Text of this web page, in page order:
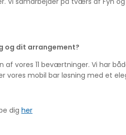
og dit arrangement?
vores 11 beværtninger. Vi har
vores mobil bar løsning med et
dig her